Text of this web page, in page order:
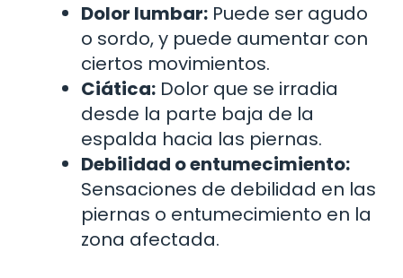
Dolor lumbar: Puede ser agudo
o sordo, y puede aumentar con
ciertos movimientos.
Ciática: Dolor que se irradia
desde la parte baja de la
espalda hacia las piernas.
Debilidad o entumecimiento:
Sensaciones de debilidad en las
piernas o entumecimiento en la
zona afectada.